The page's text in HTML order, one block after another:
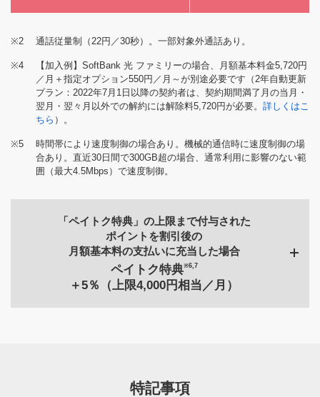
※2 通話従量制（22円／30秒）。一部対象外通話あり。
※4
【加入例】SoftBank 光 ファミリーの場合、月額基本料金5,720円
／月＋指定オプション550円／月～が別途必要です（2年自動更新
プラン：2022年7月1日以降の契約者は、契約期間満了月の当月・
翌月・翌々月以外での解約には解除料5,720円が必要。 詳しくはこ
ちら ）。
※5
時間帯により速度制御の場合あり。機械的通信時に速度制御の場
合あり。直近30日間で300GB超の場合、通常利用に影響のない範
囲（最大4.5Mbps）で速度制御。
「ペイトク特典」の上限まで付与された
ポイントを割引後の
月額基本料の支払いに充当した場合
ペイトク特典※6,7
＋5％（上限4,000円相当／月）
特記事項